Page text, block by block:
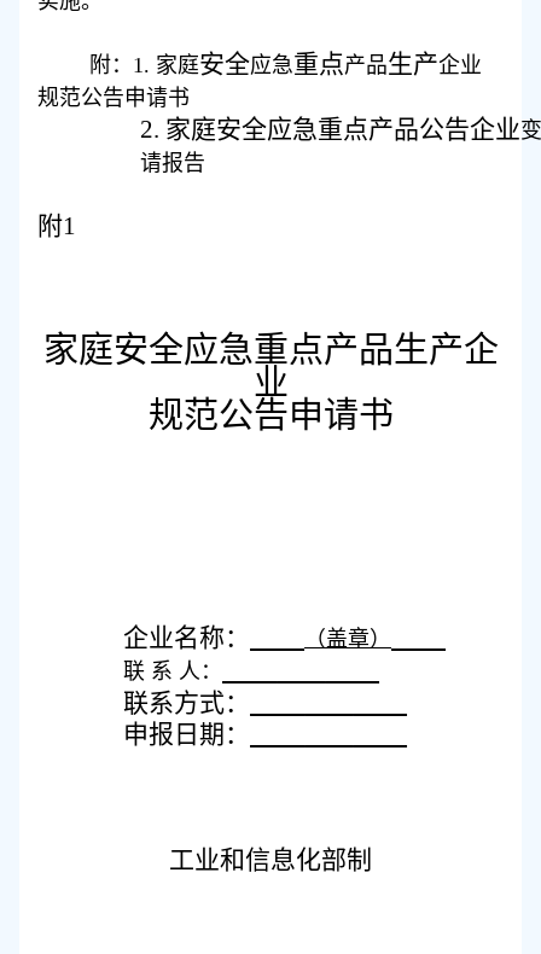
附： 1 . 家庭安全应急重点产品生产企业
规范公告申请书
2. 家庭安全应急重点产品公告企业
请报告
附1
家庭安全应急重点产品生产企
业
规范公告申请书
企业名称：
（盖章）
联 系 人：
联系方式：
申报日期：
工业和信息化部制